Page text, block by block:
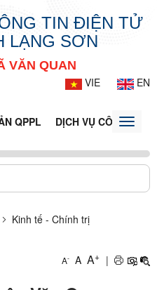
TIN ĐIỆN TỬ
LẠNG SƠN
VĂN QUAN
VIE
EN
QPPL DỊCH VỤ CÔNGToggle
Kinh tế - Chính trị
A- A A+ |